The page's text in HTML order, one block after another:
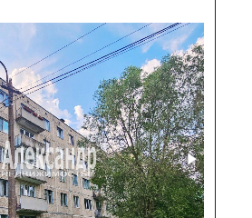
лет
10 20 25
12%